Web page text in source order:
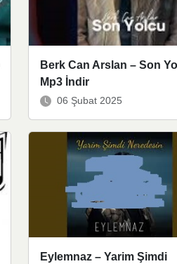
Berk Can Arslan – Son
Mp3 İndir
06 Şubat 2025
Eylemnaz – Yarim Şimdi